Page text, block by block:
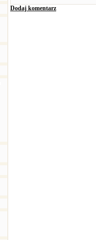
Dodaj komentarz